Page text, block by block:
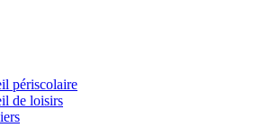
périscolaire
de loisirs